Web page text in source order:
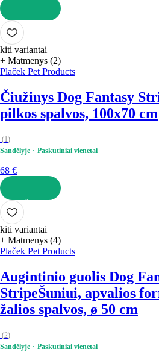
Į KREPŠELĮ
kiti variantai
+ Matmenys (2)
Plaček Pet Products
Čiužinys Dog Fantasy
pilkos spalvos, 100x70 cm
(1)
Sandėlyje
Paskutiniai vienetai
68 €
Į KREPŠELĮ
kiti variantai
+ Matmenys (4)
Plaček Pet Products
Augintinio guolis Dog
StripeŠuniui, apvalios
žalios spalvos, ø 50 cm
(2)
Sandėlyje
Paskutiniai vienetai